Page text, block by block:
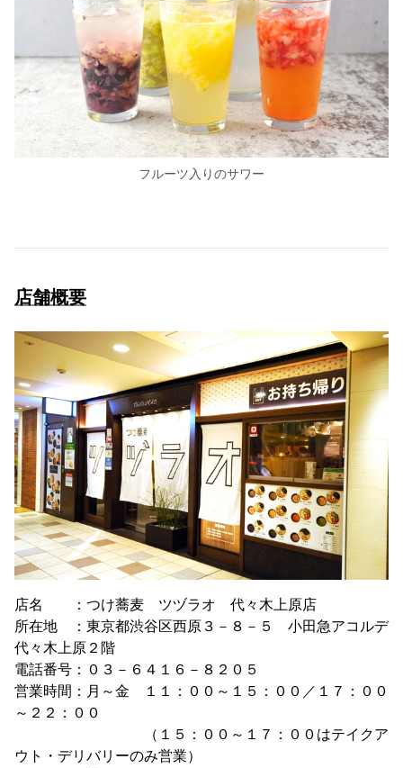
フルーツ入りのサワー
店舗概要
店名 ：つけ蕎麦 ツヅラオ 代々木上原店
所在地 ：東京都渋谷区西原３－８－５ 小田急アコルデ
代々木上原２階
電話番号：０３－６４１６－８２０５
営業時間：月～金 １１：００～１５：００／１７：００
～２２：００
（１５：００～１７：００はテイクア
ウト・デリバリーのみ営業）